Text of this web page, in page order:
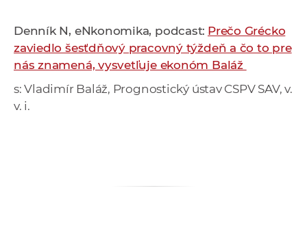
Denník N, eNkonomika, podcast: Prečo Grécko
zaviedlo šesťdňový pracovný týždeň a čo to pre
nás znamená, vysvetľuje ekonóm Baláž
s: Vladimír Baláž, Prognostický ústav CSPV SAV, v.
v. i.